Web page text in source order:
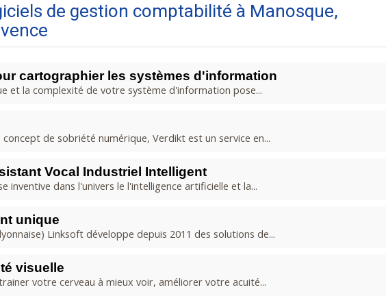
de gestion comptabilité à Manosque,
cartographier les systèmes d'information
et la complexité de votre système d'information pose...
de sobriété numérique, Verdikt est un service en...
Vocal Industriel Intelligent
inventive dans l'univers le l'intelligence artificielle et la...
unique
Linksoft développe depuis 2011 des solutions de...
visuelle
votre cerveau à mieux voir, améliorer votre acuité...